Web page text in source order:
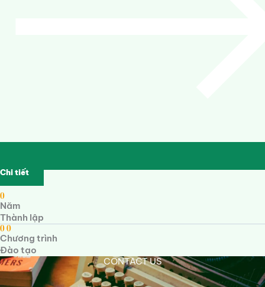
Chi tiết
0
Năm
Thành lập
00
Chương trình
Đào tạo
CONTACT US